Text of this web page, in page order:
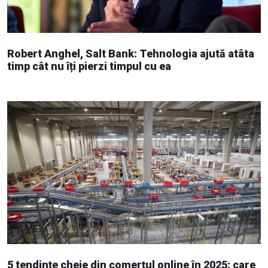
Robert Anghel, Salt Bank: Tehnologia ajută atâta
timp cât nu îți pierzi timpul cu ea
5 tendințe cheie din comerțul online în 2025: care